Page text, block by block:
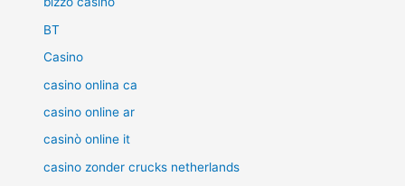
BT
Casino
casino onlina ca
casino online ar
casinò online it
casino zonder crucks netherlands